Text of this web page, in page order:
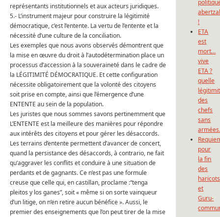
représentants institutionnels et aux acteurs juridiques.
5.- L’instrument majeur pour construire la légitimité
démocratique, c’est l’entente. La vertu de l’entente et la
nécessité d’une culture de la conciliation.
Les exemples que nous avons observés démontrent que
la mise en œuvre du droit à l’autodétermination place un
processus d’accession à la souveraineté dans le cadre de
la LÉGITIMITÉ DÉMOCRATIQUE. Et cette configuration
nécessite obligatoirement que la volonté des citoyens
soit prise en compte, ainsi que l’émergence d’une
ENTENTE au sein de la population.
Les juristes que nous sommes savons pertinemment que
L’ENTENTE est la meilleure des manières pour répondre
aux intérêts des citoyens et pour gérer les désaccords.
Les terrains d’entente permettent d’avancer de concert,
quand la persistance des désaccords, à contrario, ne fait
qu’aggraver les conflits et conduire à une situation de
perdants et de gagnants. Ce n’est pas une formule
creuse que celle qui, en castillan, proclame :“tenga
pleitos y los ganes”, soit « même si on sorte vainqueur
d’un litige, on n’en retire aucun bénéfice ». Aussi, le
premier des enseignements que l’on peut tirer de la mise
!
ETA
est
mort…
vive
ETA ?
quelle
des
chefs
sans
pour
la fin
des
et
Guru-